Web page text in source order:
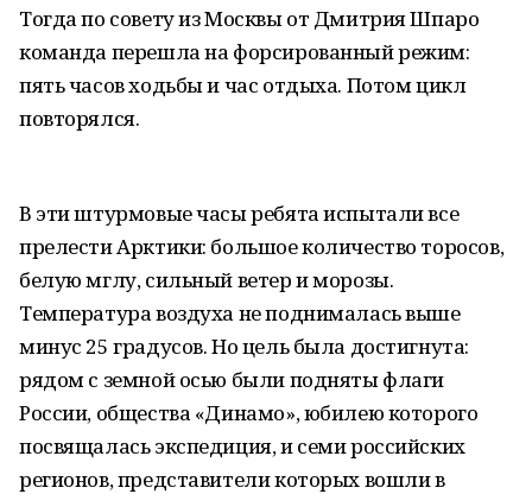
Тогда по совету из Москвы от Дмитрия Шпаро
команда перешла на форсированный режим:
пять часов ходьбы и час отдыха. Потом цикл
повторялся.
В эти штурмовые часы ребята испытали все
прелести Арктики: большое количество торосов,
белую мглу, сильный ветер и морозы.
Температура воздуха не поднималась выше
минус 25 градусов. Но цель была достигнута:
рядом с земной осью были подняты флаги
России, общества «Динамо», юбилею которого
посвящалась экспедиция, и семи российских
регионов, представители которых вошли в